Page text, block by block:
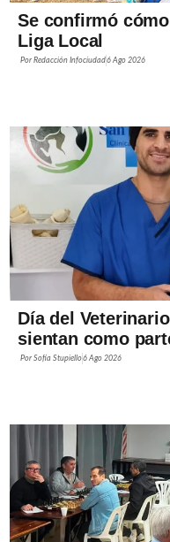
Se confirmó
Liga Local
PorRedacción Infociudad6 Ago 2026
Día del
sientan como
PorSofía Stupiello6 Ago 2026